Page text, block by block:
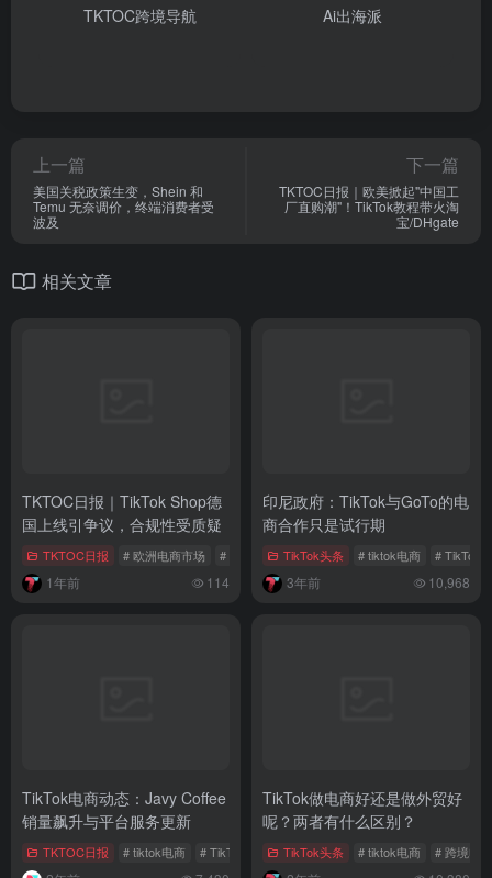
TKTOC跨境导航 Ai出海派
上一篇
美国关税政策生变，Shein 和
Temu 无奈调价，终端消费者受
波及
下一篇
TKTOC日报｜欧美掀起"中国工
厂直购潮"！TikTok教程带火淘
宝/DHgate
相关文章
TKTOC日报｜TikTok Shop德
国上线引争议，合规性受质疑
TKTOC日报 # 欧洲电商市场 # TikTok # TikTok Shop
1年前 114
印尼政府：TikTok与GoTo的电
商合作只是试行期
TikTok头条 # tiktok电商 # TikTok
3年前 10,968
TikTok电商动态：Javy Coffee
销量飙升与平台服务更新
TKTOC日报 # tiktok电商 # TikTok美国 # TikTok东南亚
TikTok做电商好还是做外贸好
呢？两者有什么区别？
TikTok头条 # tiktok电商 # 跨境电商